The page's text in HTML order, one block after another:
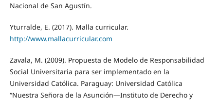
Nacional de San Agustín.
Yturralde, E. (2017). Malla curricular.
http://www.mallacurricular.com
Zavala, M. (2009). Propuesta de Modelo de Responsabilidad
Social Universitaria para ser implementado en la
Universidad Católica. Paraguay: Universidad Católica
“Nuestra Señora de la Asunción—Instituto de Derecho y